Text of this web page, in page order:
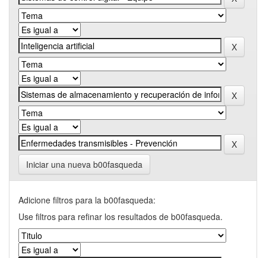
Iniciar una nueva b00fasqueda
Adicione filtros para la b00fasqueda:
Use filtros para refinar los resultados de b00fasqueda.